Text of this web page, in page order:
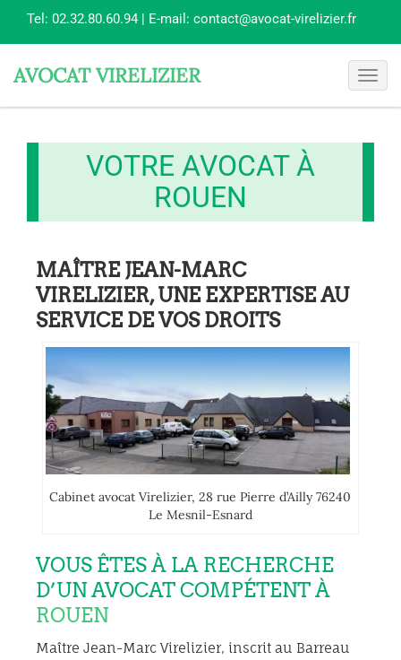
Tel: 02.32.80.60.94 | E-mail: contact@avocat-virelizier.fr
AVOCAT VIRELIZIER
VOTRE AVOCAT À
ROUEN
MAÎTRE JEAN-MARC
VIRELIZIER, UNE EXPERTISE AU
SERVICE DE VOS DROITS
Cabinet avocat Virelizier, 28 rue Pierre d’Ailly 76240
Le Mesnil-Esnard
VOUS ÊTES À LA RECHERCHE
D’UN AVOCAT COMPÉTENT À
ROUEN
Maître Jean-Marc Virelizier, inscrit au Barreau